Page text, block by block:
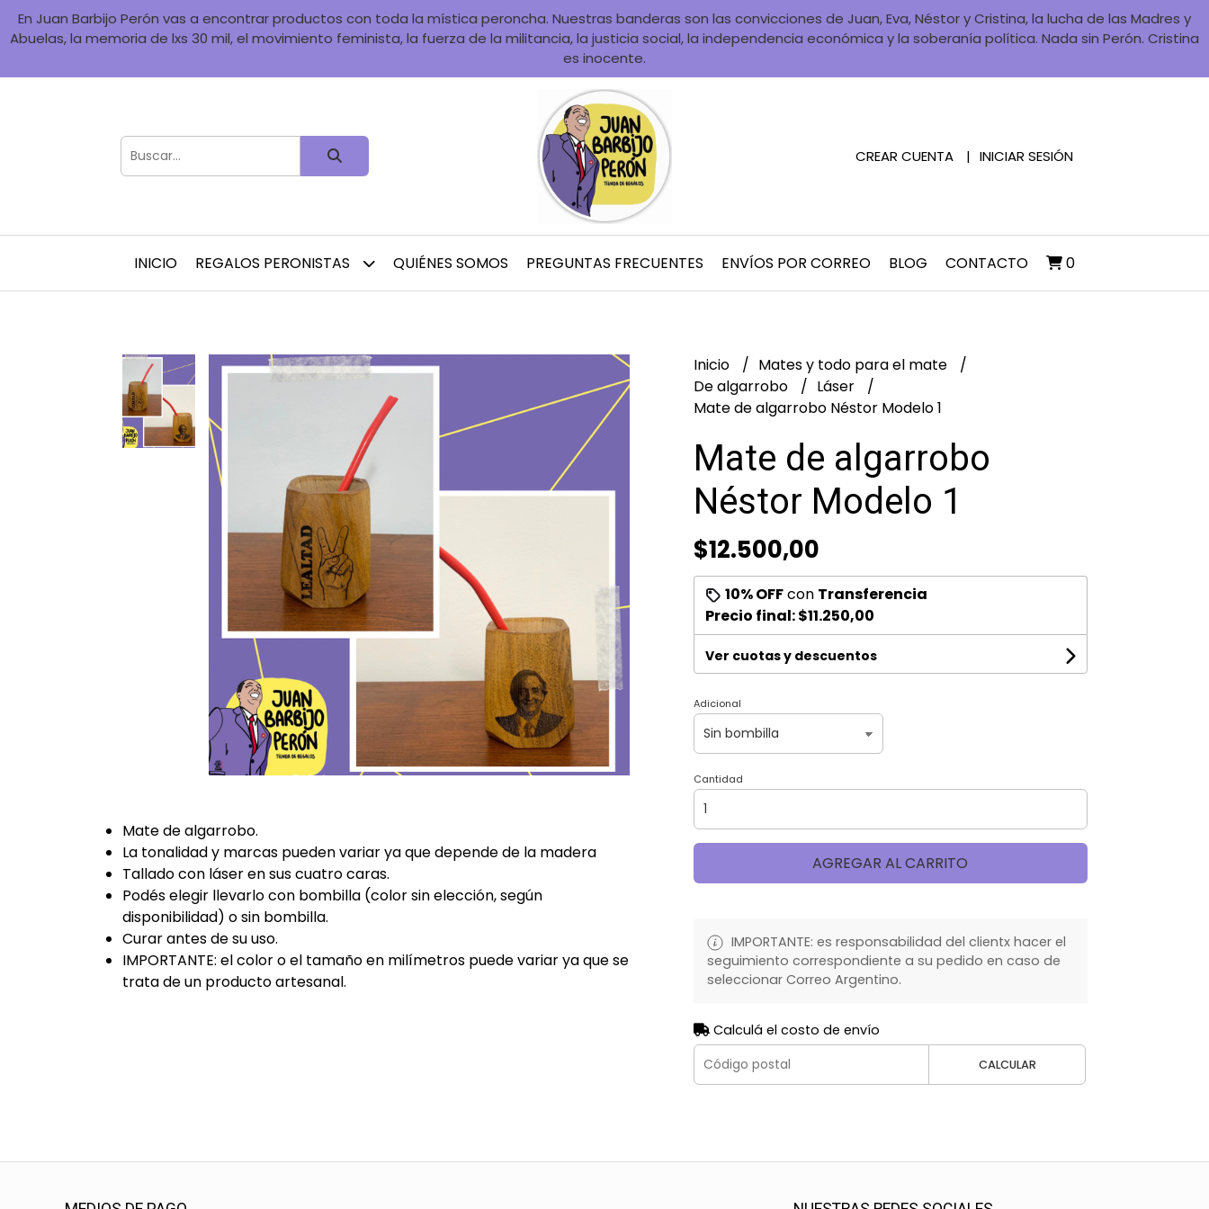
En Juan Barbijo Perón vas a encontrar productos con toda la mística peroncha. Nuestras banderas son las convicciones de Juan, Eva, Néstor y Cristina, la lucha de las Madres y
Abuelas, la memoria de lxs 30 mil, el movimiento feminista, la fuerza de la militancia, la justicia social, la independencia económica y la soberanía política. Nada sin Perón. Cristina
es inocente.
CREAR CUENTA INICIAR SESIÓN
INICIO REGALOS PERONISTAS QUIÉNES SOMOS PREGUNTAS FRECUENTES ENVÍOS POR CORREO BLOG CONTACTO 0
Mate de algarrobo.
La tonalidad y marcas pueden variar ya que depende de la madera
Tallado con láser en sus cuatro caras.
Podés elegir llevarlo con bombilla (color sin elección, según
disponibilidad) o sin bombilla.
Curar antes de su uso.
IMPORTANTE: el color o el tamaño en milímetros puede variar ya que se
trata de un producto artesanal.
Inicio
Mates y todo para el mate
De algarrobo
Láser
Mate de algarrobo Néstor Modelo 1
Mate de algarrobo
Néstor Modelo 1
$12.500,00
10% OFFcon Transferencia
Precio final:$11.250,00
Ver cuotas y descuentos
Adicional
Cantidad
AGREGAR AL CARRITO
IMPORTANTE: es responsabilidad del clientx hacer el
seguimiento correspondiente a su pedido en caso de
seleccionar Correo Argentino.
Calculá el costo de envío
CALCULAR